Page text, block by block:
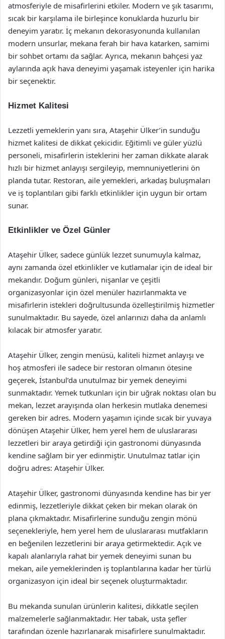
atmosferiyle de misafirlerini etkiler. Modern ve şık tasarımı,
sıcak bir karşılama ile birleşince konuklarda huzurlu bir
deneyim yaratır. İç mekanın dekorasyonunda kullanılan
modern unsurlar, mekana ferah bir hava katarken, samimi
bir sohbet ortamı da sağlar. Ayrıca, mekanın bahçesi yaz
aylarında açık hava deneyimi yaşamak isteyenler için harika
bir seçenektir.
Hizmet Kalitesi
Lezzetli yemeklerin yanı sıra, Ataşehir Ülker’in sunduğu
hizmet kalitesi de dikkat çekicidir. Eğitimli ve güler yüzlü
personeli, misafirlerin isteklerini her zaman dikkate alarak
hızlı bir hizmet anlayışı sergileyip, memnuniyetlerini ön
planda tutar. Restoran, aile yemekleri, arkadaş buluşmaları
ve iş toplantıları gibi farklı etkinlikler için uygun bir ortam
sunar.
Etkinlikler ve Özel Günler
Ataşehir Ülker, sadece günlük lezzet sunumuyla kalmaz,
aynı zamanda özel etkinlikler ve kutlamalar için de ideal bir
mekandır. Doğum günleri, nişanlar ve çeşitli
organizasyonlar için özel menüler hazırlanmakta ve
misafirlerin istekleri doğrultusunda özelleştirilmiş hizmetler
sunulmaktadır. Bu sayede, özel anlarınızı daha da anlamlı
kılacak bir atmosfer yaratır.
Ataşehir Ülker, zengin menüsü, kaliteli hizmet anlayışı ve
hoş atmosferi ile sadece bir restoran olmanın ötesine
geçerek, İstanbul’da unutulmaz bir yemek deneyimi
sunmaktadır. Yemek tutkunları için bir uğrak noktası olan bu
mekan, lezzet arayışında olan herkesin mutlaka denemesi
gereken bir adres. Modern yaşamın içinde sıcak bir yuvaya
dönüşen Ataşehir Ülker, hem yerel hem de uluslararası
lezzetleri bir araya getirdiği için gastronomi dünyasında
kendine sağlam bir yer edinmiştir. Unutulmaz tatlar için
doğru adres: Ataşehir Ülker.
Ataşehir Ülker, gastronomi dünyasında kendine has bir yer
edinmiş, lezzetleriyle dikkat çeken bir mekan olarak ön
plana çıkmaktadır. Misafirlerine sunduğu zengin mönü
seçenekleriyle, hem yerel hem de uluslararası mutfakların
en beğenilen lezzetlerini bir araya getirmektedir. Açık ve
kapalı alanlarıyla rahat bir yemek deneyimi sunan bu
mekan, aile yemeklerinden iş toplantılarına kadar her türlü
organizasyon için ideal bir seçenek oluşturmaktadır.
Bu mekanda sunulan ürünlerin kalitesi, dikkatle seçilen
malzemelerle sağlanmaktadır. Her tabak, usta şefler
tarafından özenle hazırlanarak misafirlere sunulmaktadır.